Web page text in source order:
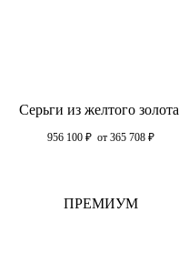
Серьги из желтого золота
956 100 ₽ от 365 708 ₽
ПРЕМИУМ